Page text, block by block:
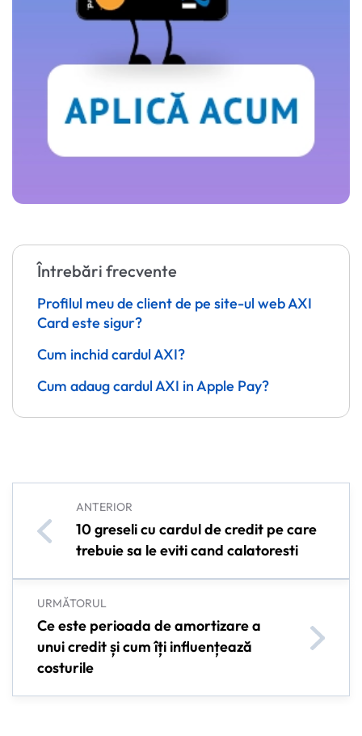
Întrebări frecvente
Profilul meu de client de pe site-ul web AXI
Card este sigur?
Cum inchid cardul AXI?
Cum adaug cardul AXI in Apple Pay?
ANTERIOR
10 greseli cu cardul de credit pe care
trebuie sa le eviti cand calatoresti
URMĂTORUL
Ce este perioada de amortizare a
unui credit și cum îți influențează
costurile